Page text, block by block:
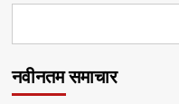
नवीनतम समाचार